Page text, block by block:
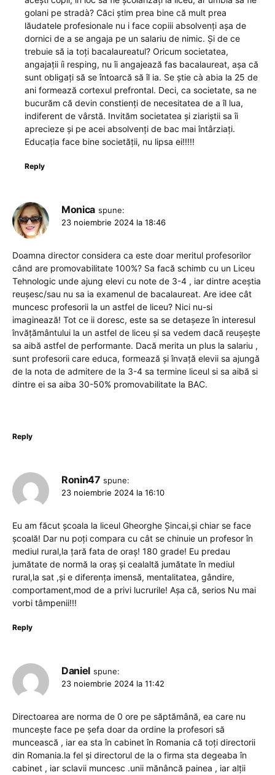
golani pe stradà? Căci știm prea bine că mult prea
lăudatele profesionale nu i face copiii absolvenți așa de
dornici de a se angaja pe un salariu de nimic. Și de ce
trebuie să ia toți bacalaureatul? Oricum societatea,
angajații íi resping, nu îi angajează fas bacalaureat, așa că
sunt obligați să se întoarcă să îl ia. Se știe cà abia la 25 de
ani formează cortexul prefrontal. Deci, ca societate, sa ne
bucurăm că devin constienți de necesitatea de a îl lua,
indiferent de vârstă. Invităm societatea și ziariștii sa îi
aprecieze și pe acei absolvenți de bac mai întârziați.
Educația face bine societății, nu lipsa ei!!!!!
Reply
Monica spune:
23 noiembrie 2024 la 18:46
Doamna director considera ca este doar meritul profesorilor
când are promovabilitate 100%? Sa facă schimb cu un Liceu
Tehnologic unde ajung elevi cu note de 3-4 , iar dintre aceștia
reușesc/sau nu sa ia examenul de bacalaureat. Are idee cât
muncesc profesorii la un astfel de liceu? Nici nu-si
imaginează! Tot ce ii doresc, este sa se detașeze în interesul
învățământului la un astfel de liceu și sa vedem dacă reușește
sa aibă astfel de performante. Dacă merita un plus la salariu ,
sunt profesorii care educa, formează și învață elevii sa ajungă
de la nota de admitere de la 3-4 sa termine liceul si sa aibă si
dintre ei sa aiba 30-50% promovabilitate la BAC.
Reply
Ronin47 spune:
23 noiembrie 2024 la 16:10
Eu am făcut școala la liceul Gheorghe Șincai,și chiar se face
școală! Dar nu poți compara cu cât se chinuie un profesor în
mediul rural,la țară fata de oraș! 180 grade! Eu predau
jumătate de normă la oraș și cealaltă jumătate în mediul
rural,la sat ,și e diferența imensă, mentalitatea, gândire,
comportament,mod de a privi lucrurile! Așa că, serios Nu mai
vorbi tâmpenii!!!
Reply
Daniel spune:
23 noiembrie 2024 la 11:42
Directoarea are norma de 0 ore pe săptămână, ea care nu
muncește face pe șefa doar da ordine la profesori să
muncească , iar ea sta în cabinet în Romania că toți directorii
din Romania.la fel și directorul de la o firma sta degeaba în
cabinet , iar sclavii muncesc .unii mănâncă painea , iar alții